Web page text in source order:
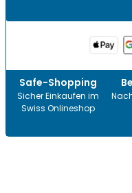
Safe-Shopping
Sicher Einkaufen im
Swiss Onlineshop